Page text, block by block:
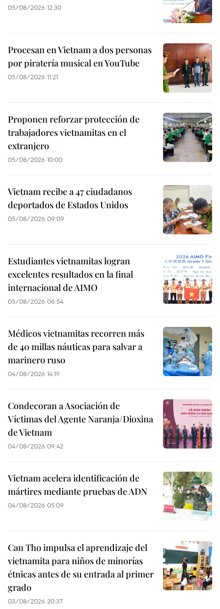
05/08/2026 12:30
Procesan en Vietnam a dos personas
por piratería musical en YouTube
05/08/2026 11:21
Proponen reforzar protección de
trabajadores vietnamitas en el
extranjero
05/08/2026 10:00
Vietnam recibe a 47 ciudadanos
deportados de Estados Unidos
05/08/2026 09:09
Estudiantes vietnamitas logran
excelentes resultados en la final
internacional de AIMO
05/08/2026 06:54
Médicos vietnamitas recorren más
de 40 millas náuticas para salvar a
marinero ruso
04/08/2026 14:19
Condecoran a Asociación de
Víctimas del Agente Naranja/Dioxina
de Vietnam
04/08/2026 09:42
Vietnam acelera identificación de
mártires mediante pruebas de ADN
04/08/2026 05:09
Can Tho impulsa el aprendizaje del
vietnamita para niños de minorías
étnicas antes de su entrada al primer
grado
03/08/2026 20:37